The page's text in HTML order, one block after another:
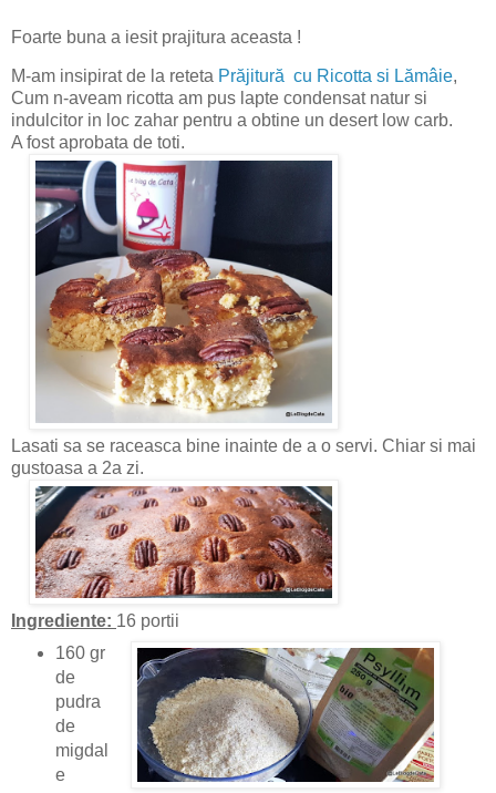
Foarte buna a iesit prajitura aceasta !
M-am insipirat de la reteta Prăjitură cu Ricotta si Lămâie,
Cum n-aveam ricotta am pus lapte condensat natur si
indulcitor in loc zahar pentru a obtine un desert low carb.
A fost aprobata de toti.
Lasati sa se raceasca bine inainte de a o servi. Chiar si mai
gustoasa a 2a zi.
Ingrediente: 16 portii
160 gr
de
pudra
de
migdal
e